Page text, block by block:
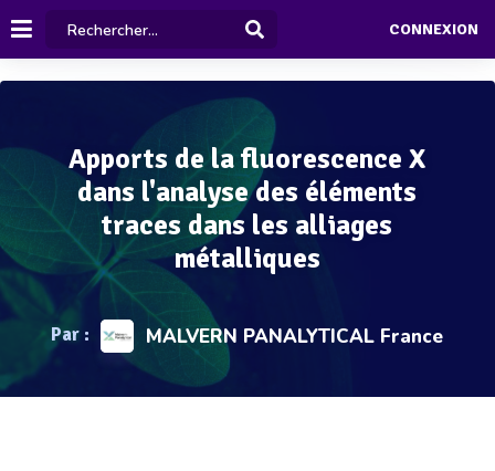
CONNEXION
Apports de la fluorescence X
dans l'analyse des éléments
traces dans les alliages
métalliques
Par : MALVERN PANALYTICAL France